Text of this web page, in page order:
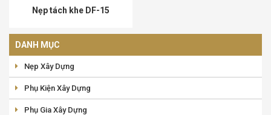
Nẹp tách khe DF-15
DANH MỤC
Nẹp Xây Dựng
Phụ Kiện Xây Dựng
Phụ Gia Xây Dựng